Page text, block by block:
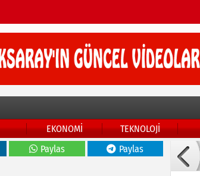
EKONOMİ TEKNOLOJİ
Paylas Paylas